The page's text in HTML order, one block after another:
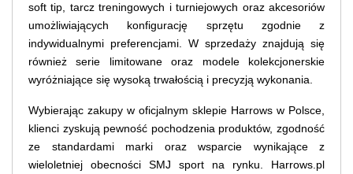
soft tip, tarcz treningowych i turniejowych oraz akcesoriów
umożliwiających konfigurację sprzętu zgodnie z
indywidualnymi preferencjami. W sprzedaży znajdują się
również serie limitowane oraz modele kolekcjonerskie
wyróżniające się wysoką trwałością i precyzją wykonania.
Wybierając zakupy w oficjalnym sklepie Harrows w Polsce,
klienci zyskują pewność pochodzenia produktów, zgodność
ze standardami marki oraz wsparcie wynikające z
wieloletniej obecności SMJ sport na rynku. Harrows.pl